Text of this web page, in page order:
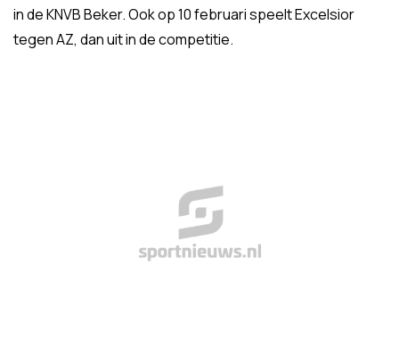
in de KNVB Beker. Ook op 10 februari speelt Excelsior
tegen AZ, dan uit in de competitie.